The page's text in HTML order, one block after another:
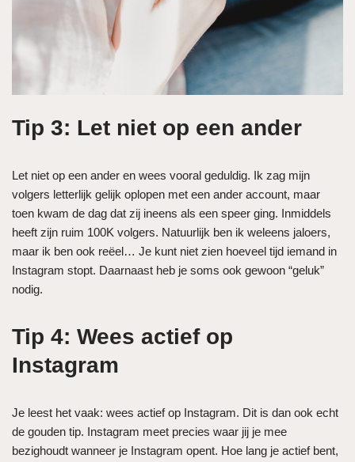
Tip 3: Let niet op een ander
Let niet op een ander en wees vooral geduldig. Ik zag mijn
volgers letterlijk gelijk oplopen met een ander account, maar
toen kwam de dag dat zij ineens als een speer ging. Inmiddels
heeft zijn ruim 100K volgers. Natuurlijk ben ik weleens jaloers,
maar ik ben ook reëel… Je kunt niet zien hoeveel tijd iemand in
Instagram stopt. Daarnaast heb je soms ook gewoon “geluk”
nodig.
Tip 4: Wees actief op
Instagram
Je leest het vaak: wees actief op Instagram. Dit is dan ook echt
de gouden tip. Instagram meet precies waar jij je mee
bezighoudt wanneer je Instagram opent. Hoe lang je actief bent,